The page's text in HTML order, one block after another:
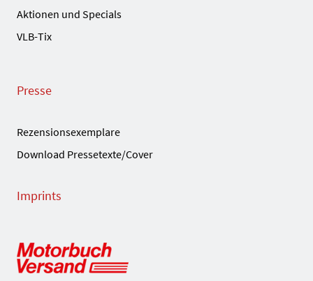
Aktionen und Specials
VLB-Tix
Presse
Rezensionsexemplare
Download Pressetexte/Cover
Imprints